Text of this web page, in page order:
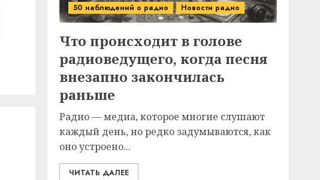
50 наблюдений о радио Новости радио
Что происходит в голове
радиоведущего, когда песня
внезапно закончилась
раньше
Радио — медиа, которое многие слушают
каждый день, но редко задумываются, как
оно устроено...
ЧИТАТЬ ДАЛЕЕ